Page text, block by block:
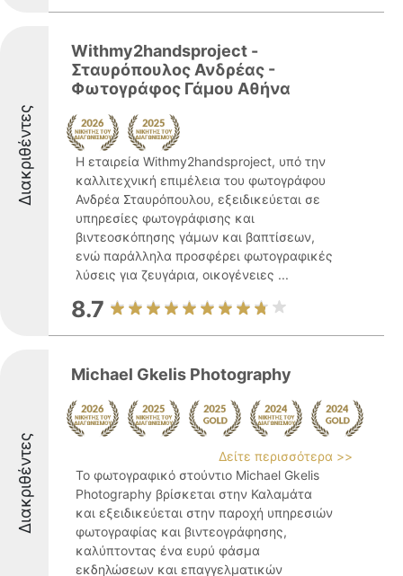
Διακριθέντες
Withmy2handsproject -
Σταυρόπουλος Ανδρέας -
Φωτογράφος Γάμου Αθήνα
Η εταιρεία Withmy2handsproject, υπό την
καλλιτεχνική επιμέλεια του φωτογράφου
Ανδρέα Σταυρόπουλου, εξειδικεύεται σε
υπηρεσίες φωτογράφισης και
βιντεοσκόπησης γάμων και βαπτίσεων,
ενώ παράλληλα προσφέρει φωτογραφικές
λύσεις για ζευγάρια, οικογένειες ...
8.7
Διακριθέντες
Michael Gkelis Photography
Δείτε περισσότερα >>
Το φωτογραφικό στούντιο Michael Gkelis
Photography βρίσκεται στην Καλαμάτα
και εξειδικεύεται στην παροχή υπηρεσιών
φωτογραφίας και βιντεογράφησης,
καλύπτοντας ένα ευρύ φάσμα
εκδηλώσεων και επαγγελματικών